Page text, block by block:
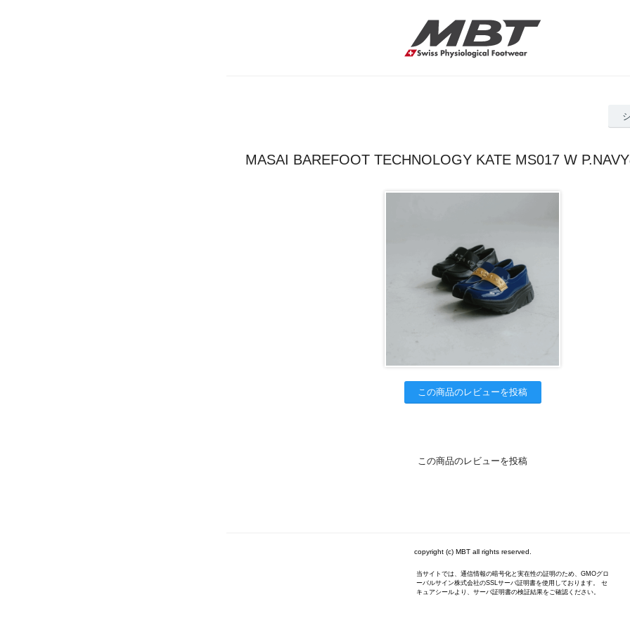
MASAI BAREFOOT TECHNOLOGY KATE MS017 W
この商品のレビューを投稿
この商品のレビューを投稿
copyright (c) MBT all rights reserved.
当サイトでは、通信情報の暗号化と実在性の証明のため、GMOグロ
ーバルサイン株式会社のSSLサーバ証明書を使用しております。 セ
キュアシールより、サーバ証明書の検証結果をご確認ください。